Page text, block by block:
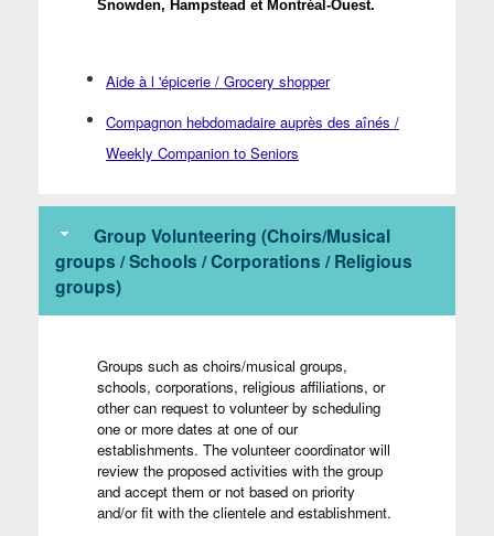
Snowden, Hampstead et Montréal-Ouest.
Aide à l 'épicerie / Grocery shopper
Compagnon hebdomadaire auprès des aînés /
Weekly Companion to Seniors
Group Volunteering (Choirs/Musical
groups / Schools / Corporations / Religious
groups)
Groups such as choirs/musical groups,
schools, corporations, religious affiliations, or
other can request to volunteer by scheduling
one or more dates at one of our
establishments. The volunteer coordinator will
review the proposed activities with the group
and accept them or not based on priority
and/or fit with the clientele and establishment.